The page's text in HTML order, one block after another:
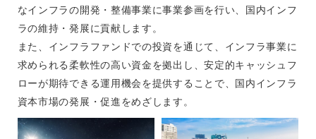
なインフラの開発・整備事業に事業参画を行い、国内インフ
ラの維持・発展に貢献します。
また、インフラファンドでの投資を通じて、インフラ事業に
求められる柔軟性の高い資金を拠出し、安定的キャッシュフ
ローが期待できる運用機会を提供することで、国内インフラ
資本市場の発展・促進をめざします。